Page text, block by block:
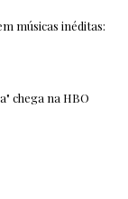
músicas inéditas:
chega na HBO